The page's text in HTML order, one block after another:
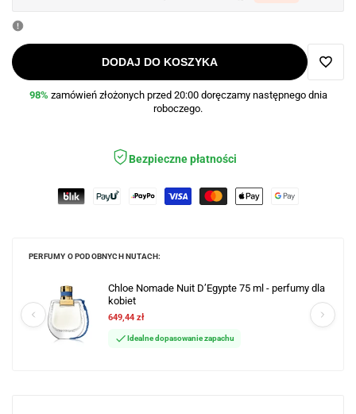
DODAJ DO KOSZYKA
Dodaj
98% zamówień złożonych przed 20:00 doręczamy następnego dnia
roboczego.
Bezpieczne płatności
PERFUMY O PODOBNYCH NUTACH:
Chloe Nomade Nuit D’Egypte 75 ml - perfumy dla
kobiet
649,44 zł
Idealne dopasowanie zapachu